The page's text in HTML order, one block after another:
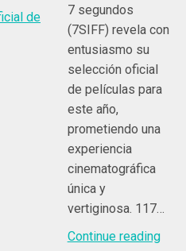
7 segundos
(7SIFF) revela con
entusiasmo su
selección oficial
de películas para
este año,
prometiendo una
experiencia
cinematográfica
única y
vertiginosa. 117…
Continue reading